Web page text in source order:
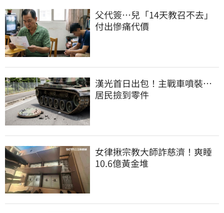
父代簽…兒「14天教召不去」
付出慘痛代價
漢光首日出包！主戰車噴裝…
居民撿到零件
女律揪宗教大師詐慈濟！爽睡
10.6億黃金堆